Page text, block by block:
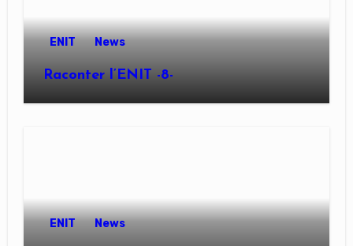
ENIT News
Raconter l’ENIT -8-
ENIT News